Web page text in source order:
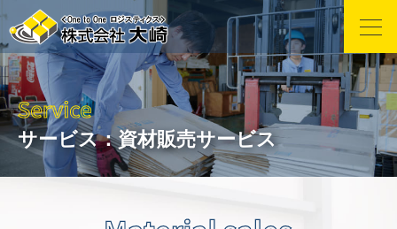
サービス：資材販売サービス